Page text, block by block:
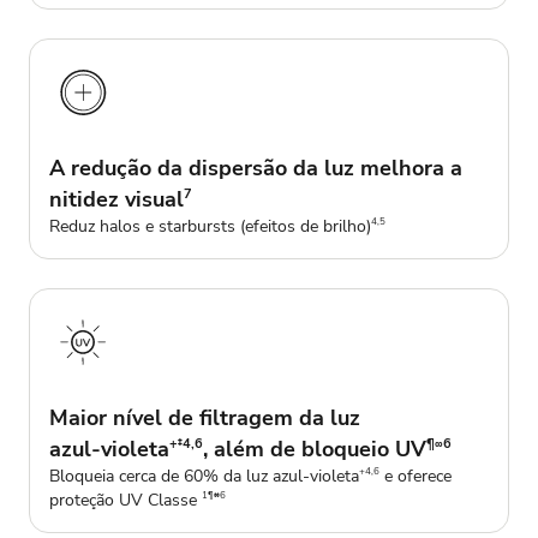
A redução da dispersão da luz melhora a
nitidez visual7
Reduz halos e starbursts (efeitos de brilho)4,5
Maior nível de filtragem da luz
azul‑violeta+‡4,6, além de bloqueio UV¶∞6
Bloqueia cerca de 60% da luz azul‑violeta+4,6 e oferece
proteção UV Classe 1¶∞6